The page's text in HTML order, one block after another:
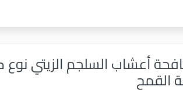
أعشاب السلجم الزيتي نوع
القمح